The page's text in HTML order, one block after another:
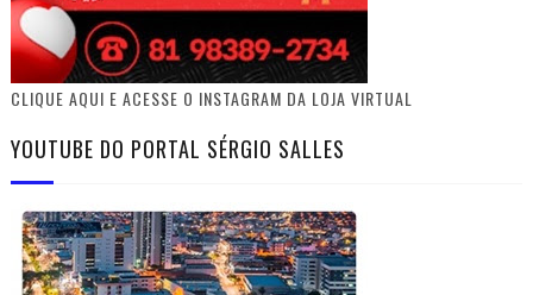
CLIQUE AQUI E ACESSE O INSTAGRAM DA LOJA VIRTUAL
YOUTUBE DO PORTAL SÉRGIO SALLES